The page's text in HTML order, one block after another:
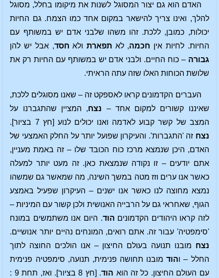
האדם הוא גם יצור המסוגל לשנות את מיקומו בחלל, מסוגל
להלך, ואינו צריך להישאר במקום אחד כמו הצמח. גם החיות
יכולות, כמובן, ללכת. זהו משהו שלבני אדם יש במשותף עם
החיות. לחיות אין חכמה, לא תפארתולא חסד, אבל יש להן
גבורה – כוח החיים. ולבני אדם יש במשותף עם החיות רק את
שלושת הכוחות האלו שזה עתה הראיתי.
העברים הקדמונים קראו לאספקט זה – שאנו מסוגלים ללכת,
שאיננו קשורים למקום אחד – נצח, המציין שהתגברנו על
המצב של קשר קבוע לאדמה ואנו יכולים לנוע [חץ 7 בציור].
נצח זה 'התגברות'. והעיקרון שפועל יותר על החלק האמצעי של
האדם, היכן שנמצא מרכז כוח הכובד שלו – זה באמת מעניין,
אתם יודעים – זו נקודה שנמצאת כאן. זה מעט יותר למעלה
כאשר אנו ערים וזז מטה במשך השינה, מה שמאשר גם שמשהו
נמצא מחוצה לנו כאשר אנו ישנים – העיקרון שפעיל באמצע
הגוף, שאחראי גם על הרבייה האנושית ולכן קשור עם המיניות –
לזה קראו היהודים הקדמונים הוד. היום אנו משתמשים במונח
'סימפטיה' עבור זה. אתם רואים, המונחים נהיים יותר אנושיים.
נצח מובנו תנועה בעולם החיצון – אנו הולכים החוצה לתוך
החלל – והודמובנו תחושה פנימית, תנועה, סימפטיה פנימית
עם העולם החיצון. כל זה הוא הוד. [חץ 8 בציור]. ואז, תחת 9 :